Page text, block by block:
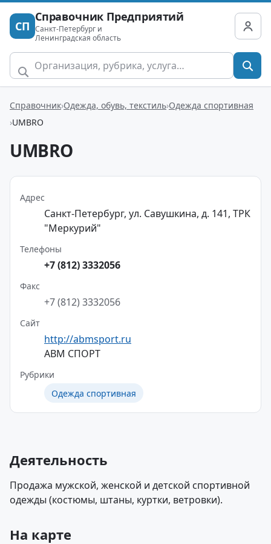
СП
Справочник Предприятий
Санкт-Петербург и
Ленинградская область
Справочник Одежда, обувь, текстиль Одежда спортивная
UMBRO
UMBRO
Адрес
Санкт-Петербург, ул. Савушкина, д. 141, ТРК
"Меркурий"
Телефоны
+7 (812) 3332056
Факс
+7 (812) 3332056
Сайт
http://abmsport.ru
АВМ СПОРТ
Рубрики
Одежда спортивная
Деятельность
Продажа мужской, женской и детской спортивной
одежды (костюмы, штаны, куртки, ветровки).
На карте